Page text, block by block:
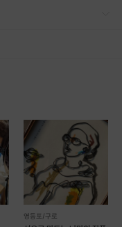
영등포/구로